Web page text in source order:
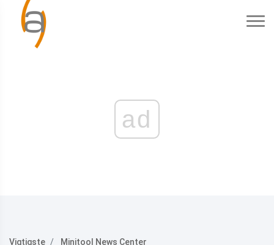
ad
Vigtigste
Minitool News Center